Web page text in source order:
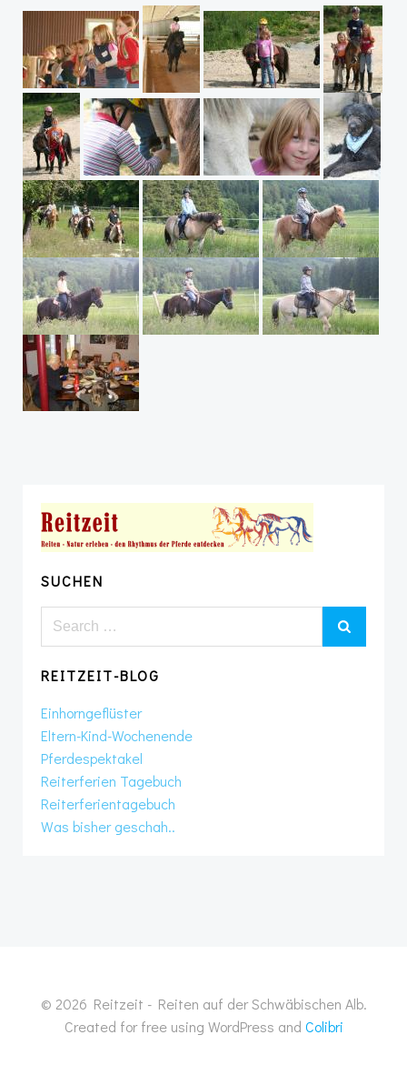
SUCHEN
Search
REITZEIT-BLOG
Einhorngeflüster
Eltern-Kind-Wochenende
Pferdespektakel
Reiterferien Tagebuch
Reiterferientagebuch
Was bisher geschah..
© 2026 Reitzeit - Reiten auf der Schwäbischen Alb.
Created for free using WordPress and Colibri